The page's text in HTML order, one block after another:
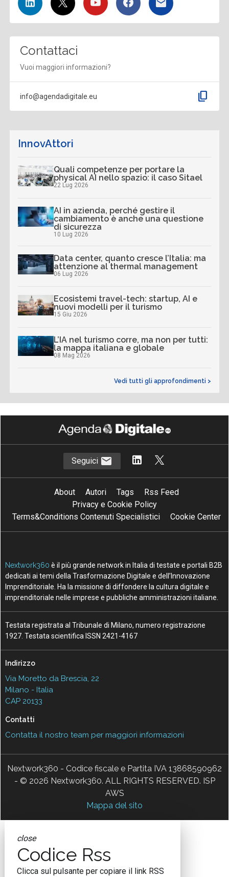
Contattaci
Vuoi maggiori informazioni?
info@agendadigitale.eu content_copy
InnovAttori
Quali competenze per portare la
physical AI nello spazio: il caso Sitael
22 Lug 2026
AI in azienda, perché gestire il
cambiamento è anche una questione
di sicurezza
10 Lug 2026
Data center, quanto cresce l’Italia: ma
attenzione al thermal management
06 Lug 2026
Ecosistemi travel-tech: startup, AI e
nuovi modelli per il turismo
15 Giu 2026
L’IA nel turismo corre, ma non per tutti:
la mappa italiana e globale
08 Mag 2026
Vedi tutti gli approfondimenti >
Seguici
About Autori Tags
Rss Feed
Privacy e Cookie Policy
Terms&Conditions Contenuti Specialistici
Cookie Center
Nextwork360 è il più grande network in Italia di testate e portali B2B
dedicati ai temi della Trasformazione Digitale e dell’Innovazione
Imprenditoriale. Ha la missione di diffondere la cultura digitale e
imprenditoriale nelle imprese e pubbliche amministrazioni italiane.
Testata registrata al Tribunale di Milano, numero registrazione
1927. Testata scientifica ISSN 2421-4167
Indirizzo
Via Moretto da Brescia, 22
Milano - Italia
CAP 20133
Contatti
Contatta il nostro team per maggiori informazioni
Nextwork360 - Codice fiscale e Partita IVA 13868590962
- © 2026 Nextwork360. ALL RIGHTS RESERVED. ISP
AWS
Mappa del sito
close
Codice Rss
Clicca sul pulsante per copiare il link RSS